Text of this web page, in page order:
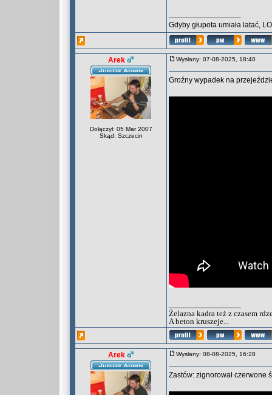
Gdyby głupota umiała latać,
Arek
Dołączył: 05 Mar 2007
Skąd: Szczecin
Wysłany: 07-08-2025, 18:40
Groźny wypadek na
Żelazna kadra też z czasem
A beton kruszeje...
Arek Wysłany: 08-08-2025, 16:28
Zastów: zignorował czerwone